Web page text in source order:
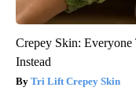
Crepey Skin:
Instead
Tri Lift Crepey Skin